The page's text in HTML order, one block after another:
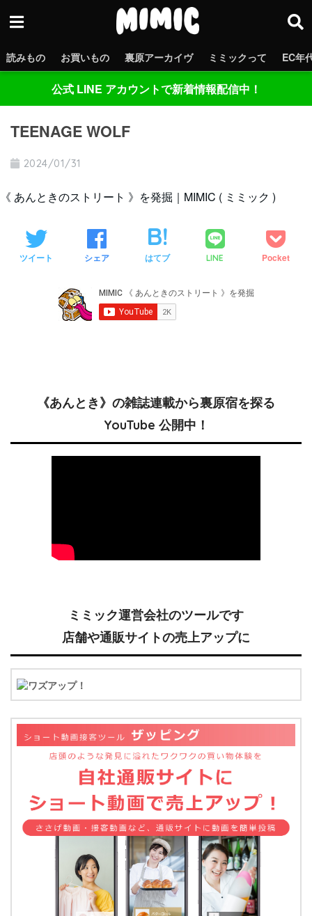
読みもの お買いもの 裏原アーカイヴ ミミックって EC年
公式 LINE アカウントで新着情報配信中！
TEENAGE WOLF
2024/01/31
《 あんときのストリート 》を発掘｜MIMIC ( ミミック )
ツイート シェア はてブ LINE Pocket
《あんとき》の雑誌連載から裏原宿を探る
YouTube 公開中！
ミミック運営会社のツールです
店舗や通販サイトの売上アップに